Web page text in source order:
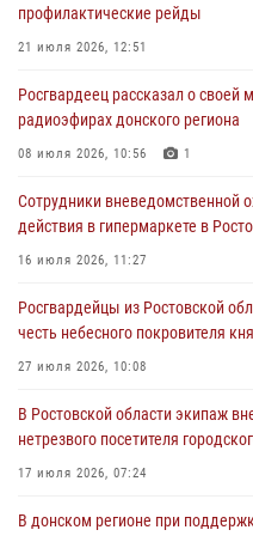
В Ростовской области экипаж
17 июля 2026, 07:24
Сотрудники вневедомственной
16 июля 2026, 11:27
Конкурс профессионального
15 июля 2026, 06:39
профилактические рейды
21 июля 2026, 12:51
Росгвардеец рассказал о своей
радиоэфирах донского региона
08 июля 2026, 10:56 1
Сотрудники вневедомственной
действия в гипермаркете в
16 июля 2026, 11:27
Росгвардейцы из Ростовской
честь небесного покровителя
27 июля 2026, 10:08
В Ростовской области экипаж
нетрезвого посетителя
17 июля 2026, 07:24
В донском регионе при